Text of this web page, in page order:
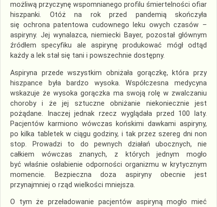
możliwą przyczynę wspomnianego profilu śmiertelności ofiar
hiszpanki. Otóż na rok przed pandemią skończyła
się ochrona patentowa cudownego leku owych czasów –
aspiryny. Jej wynalazca, niemiecki Bayer, pozostał głównym
źródłem specyfiku ale aspirynę produkować mógł odtąd
każdy a lek stał się tani i powszechnie dostępny.
Aspiryna przede wszystkim obniżała gorączkę, która przy
hiszpance była bardzo wysoka. Współczesna medycyna
wskazuje że wysoka gorączka ma swoją rolę w zwalczaniu
choroby i że jej sztuczne obniżanie niekoniecznie jest
pożądane. Inaczej jednak rzecz wyglądała przed 100 laty.
Pacjentów karmiono wówczas końskimi dawkami aspiryny,
po kilka tabletek w ciągu godziny, i tak przez szereg dni non
stop. Prowadzi to do pewnych działań ubocznych, nie
całkiem wówczas znanych, z których jednym mogło
być właśnie osłabienie odporności organizmu w krytycznym
momencie. Bezpieczna doza aspiryny obecnie jest
przynajmniej o rząd wielkości mniejsza.
O tym że przeładowanie pacjentów aspiryną mogło mieć